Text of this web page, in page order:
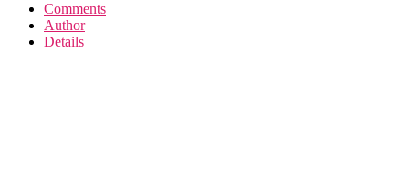
Comments
Author
Details